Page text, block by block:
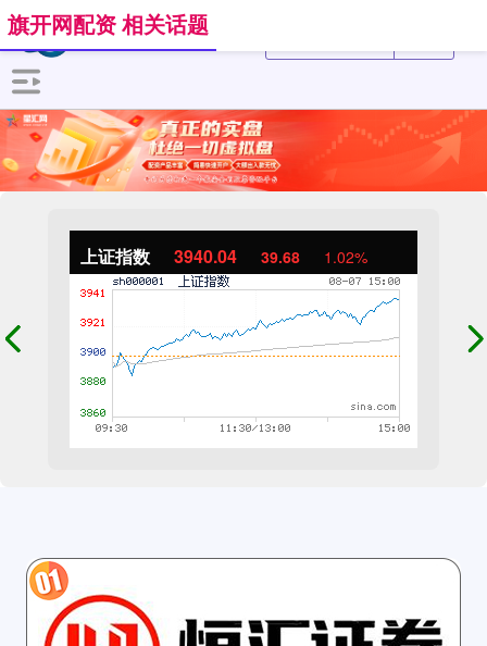
上证指数 3940.04 39.68 1.02%
旗开网配资 相关话题